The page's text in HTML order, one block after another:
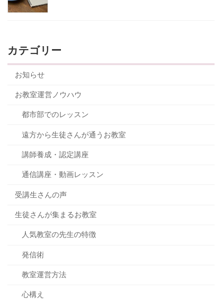
カテゴリー
お知らせ
お教室運営ノウハウ
都市部でのレッスン
遠方から生徒さんが通うお教室
講師養成・認定講座
通信講座・動画レッスン
受講生さんの声
生徒さんが集まるお教室
人気教室の先生の特徴
発信術
教室運営方法
心構え